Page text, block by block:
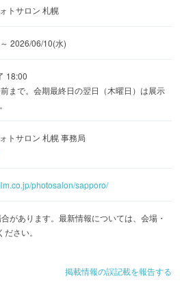
トサロン 札幌
2026/06/10(水)
18:00
まで。会期最終日の翌日（木曜日）は展示
トサロン 札幌 事務局
photosalon/sapporo/
があります。最新情報については、会場・
さい。
掲載情報の誤記載を報告する